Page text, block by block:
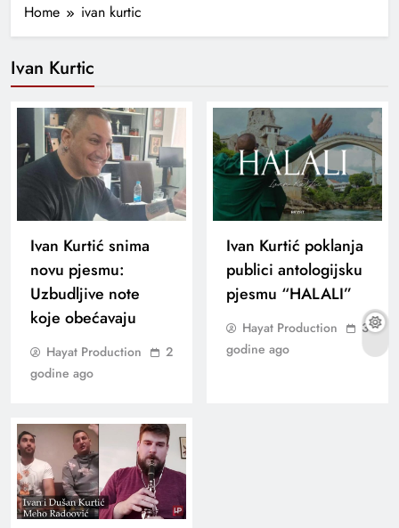
Home ivan kurtic
Ivan Kurtic
Ivan Kurtić snima
novu pjesmu:
Uzbudljive note
koje obećavaju
Hayat Production
2
godine ago
Ivan Kurtić poklanja
publici antologijsku
pjesmu “HALALI”
Hayat Production
3
godine ago